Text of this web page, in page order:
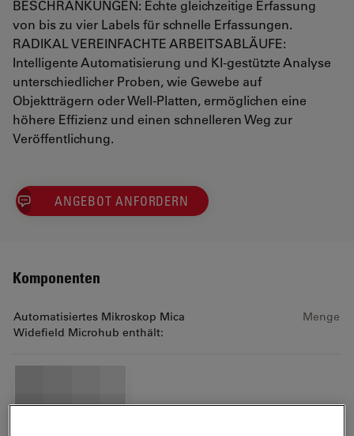
BESCHRÄNKUNGEN: Echte gleichzeitige Erfassung
von bis zu vier Labels für schnelle Erfassungen.
RADIKAL VEREINFACHTE ARBEITSABLÄUFE:
Intelligente Automatisierung und KI-gestützte Analyse
unterschiedlicher Proben, wie Gewebe auf
Objektträgern oder Well-Platten, ermöglichen eine
höhere Effizienz und einen schnelleren Weg zur
Veröffentlichung.
ANGEBOT ANFORDERN
Komponenten
Automatisiertes Mikroskop Mica
Widefield Microhub enthält:
Menge